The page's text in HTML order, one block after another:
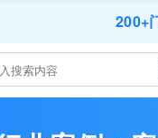
200+
出海业务到
企业正处于快速成长期
营销获客｜流
🔥精选